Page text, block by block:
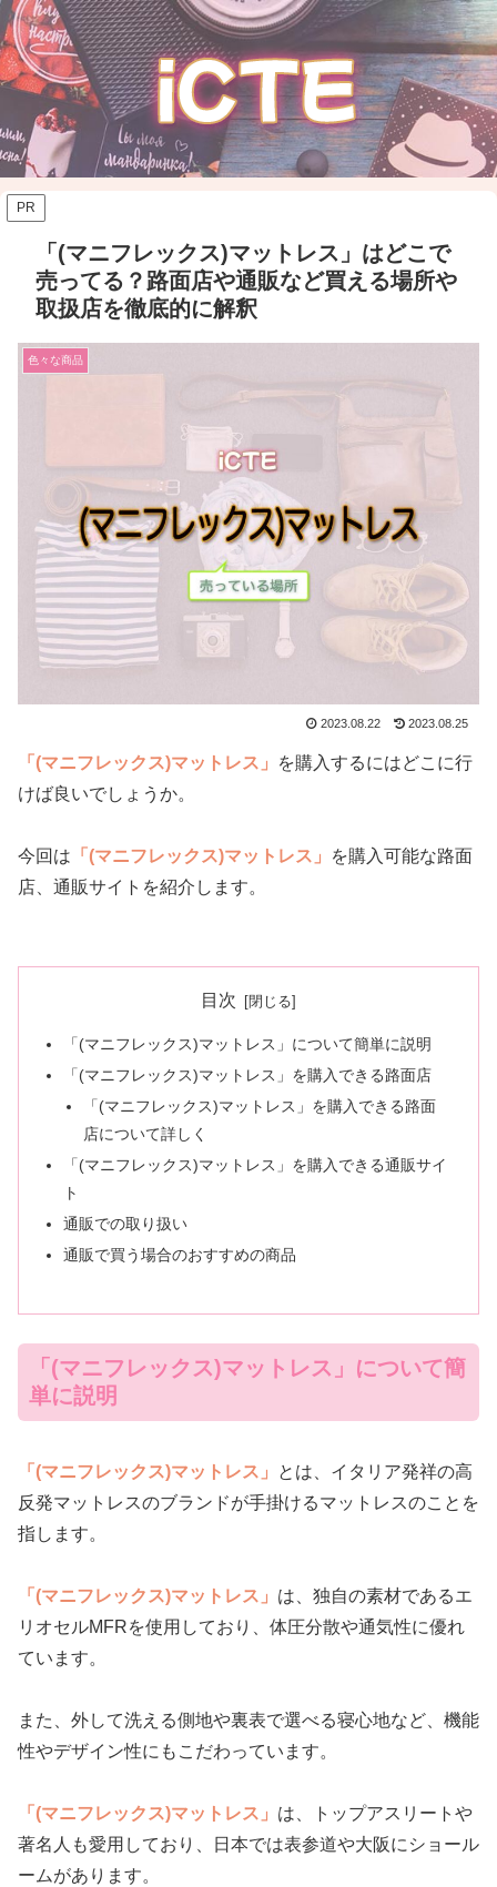
PR
「(マニフレックス)マットレス」はどこで
売ってる？路面店や通販など買える場所や
取扱店を徹底的に解釈
色々な商品
2023.08.22 2023.08.25
「(マニフレックス)マットレス」
を購入するにはどこに行
けば良いでしょうか。
今回は 「(マニフレックス)マットレス」
を購入可能な路面
店、通販サイトを紹介します。
目次
「(マニフレックス)マットレス」について簡単に説明
「(マニフレックス)マットレス」を購入できる路面店
「(マニフレックス)マットレス」を購入できる路面
店について詳しく
「(マニフレックス)マットレス」を購入できる通販サイ
ト
通販での取り扱い
通販で買う場合のおすすめの商品
「(マニフレックス)マットレス」について簡
単に説明
「(マニフレックス)マットレス」
とは、イタリア発祥の高
反発マットレスのブランドが手掛けるマットレスのことを
指します。
「(マニフレックス)マットレス」 は、独自の素材であるエ
リオセルMFRを使用しており、体圧分散や通気性に優れ
ています。
また、外して洗える側地や裏表で選べる寝心地など、機能
性やデザイン性にもこだわっています。
「(マニフレックス)マットレス」 は、トップアスリートや
著名人も愛用しており、日本では表参道や大阪にショール
ームがあります。